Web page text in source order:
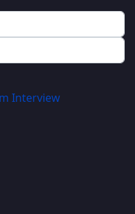
Interview
beenden